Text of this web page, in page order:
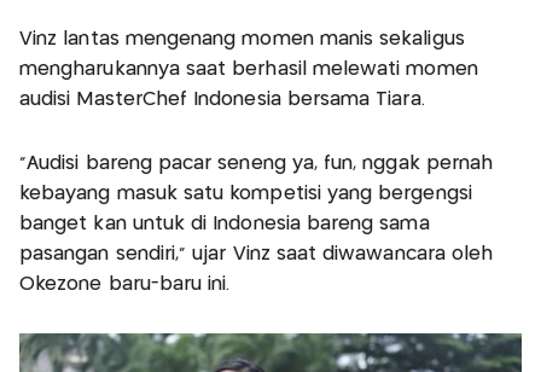
Vinz lantas mengenang momen manis sekaligus
mengharukannya saat berhasil melewati momen
audisi MasterChef Indonesia bersama Tiara.
“Audisi bareng pacar seneng ya, fun, nggak pernah
kebayang masuk satu kompetisi yang bergengsi
banget kan untuk di Indonesia bareng sama
pasangan sendiri,” ujar Vinz saat diwawancara oleh
Okezone baru-baru ini.